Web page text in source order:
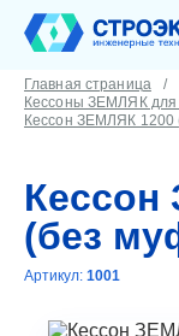
Главная страница
Кессоны ЗЕМЛЯК для
Кессон ЗЕМЛЯК 1200
Кессон
(без
Артикул: 1001